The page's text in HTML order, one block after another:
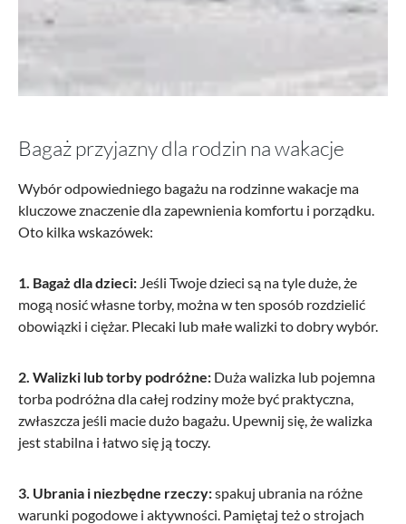
Bagaż przyjazny dla rodzin na wakacje
Wybór odpowiedniego bagażu na rodzinne wakacje ma
kluczowe znaczenie dla zapewnienia komfortu i porządku.
Oto kilka wskazówek:
1. Bagaż dla dzieci: Jeśli Twoje dzieci są na tyle duże, że
mogą nosić własne torby, można w ten sposób rozdzielić
obowiązki i ciężar. Plecaki lub małe walizki to dobry wybór.
2. Walizki lub torby podróżne: Duża walizka lub pojemna
torba podróżna dla całej rodziny może być praktyczna,
zwłaszcza jeśli macie dużo bagażu. Upewnij się, że walizka
jest stabilna i łatwo się ją toczy.
3. Ubrania i niezbędne rzeczy:spakuj ubrania na różne
warunki pogodowe i aktywności. Pamiętaj też o strojach